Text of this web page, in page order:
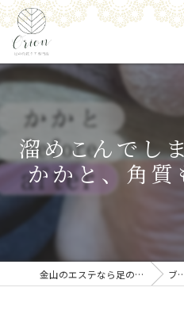
溜めこんでし
かかと、角質
金山のエステなら足の角質ケア専門店 Orion ブログ